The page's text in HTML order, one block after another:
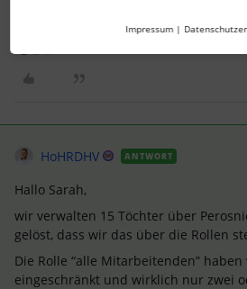
HoHRDHV ANTWORT
Hallo Sarah,
wir verwalten 15 Töchter über
gelöst, dass wir das über die Rollen
Die Rolle “alle Mitarbeitenden”
eingeschränkt und wirklich nur zwei
Impressum |